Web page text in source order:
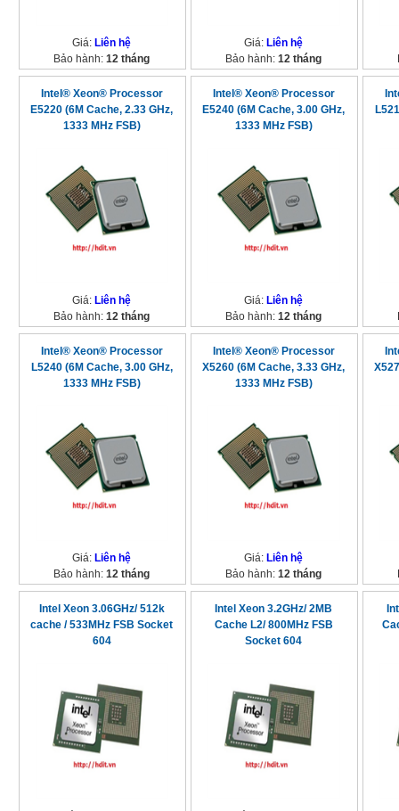
Giá: Liên hệ
Bảo hành:12 tháng
Giá: Liên hệ
Bảo hành:12 tháng
Intel® Xeon® Processor
E5220 (6M Cache, 2.33 GHz,
1333 MHz FSB)
Giá: Liên hệ
Bảo hành:12 tháng
Intel® Xeon® Processor
E5240 (6M Cache, 3.00 GHz,
1333 MHz FSB)
Giá: Liên hệ
Bảo hành:12 tháng
Intel® Xeon® Processor
L5240 (6M Cache, 3.00 GHz,
1333 MHz FSB)
Giá: Liên hệ
Bảo hành:12 tháng
Intel® Xeon® Processor
X5260 (6M Cache, 3.33 GHz,
1333 MHz FSB)
Giá: Liên hệ
Bảo hành:12 tháng
Intel Xeon 3.06GHz/ 512k
cache / 533MHz FSB Socket
604
Intel Xeon 3.2GHz/ 2MB
Cache L2/ 800MHz FSB
Socket 604